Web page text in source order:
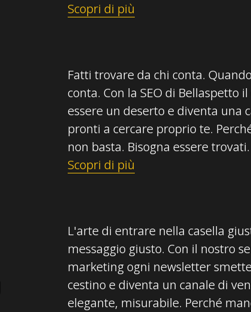
Scopri di più
Fatti trovare da chi conta.
conta. Con la SEO di Bellaspetto
essere un deserto e diventa una
pronti a cercare proprio te.
non basta. Bisogna essere trovati.
Scopri di più
L'arte di entrare nella casella
messaggio giusto. Con il nostro
marketing ogni newsletter
cestino e diventa un canale di
elegante, misurabile. Perché